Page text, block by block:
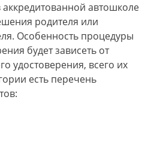
автошколе
родителя или
Особенность процедуры
будет зависеть от
удостоверения, всего их
есть перечень